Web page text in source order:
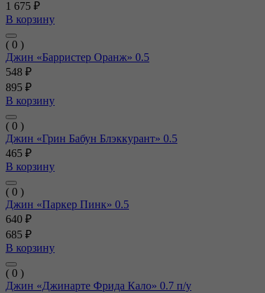
1 675 ₽
В корзину
( 0 )
Джин «Барристер Оранж» 0.5
548 ₽
895 ₽
В корзину
( 0 )
Джин «Грин Бабун Блэккурант» 0.5
465 ₽
В корзину
( 0 )
Джин «Паркер Пинк» 0.5
640 ₽
685 ₽
В корзину
( 0 )
Джин «Джинарте Фрида Кало» 0.7 п/у